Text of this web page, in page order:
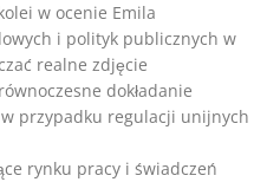
w ocenie Emila
i polityk publicznych w
realne zdjęcie
dokładanie
przypadku regulacji unijnych
rynku pracy i świadczeń